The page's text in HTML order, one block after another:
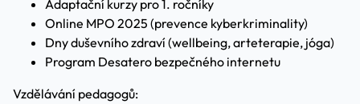
Adaptační kurzy pro 1. ročníky
Online MPO 2025 (prevence kyberkriminality)
Dny duševního zdraví (wellbeing, arteterapie, jóga)
Program Desatero bezpečného internetu
Vzdělávání pedagogů: